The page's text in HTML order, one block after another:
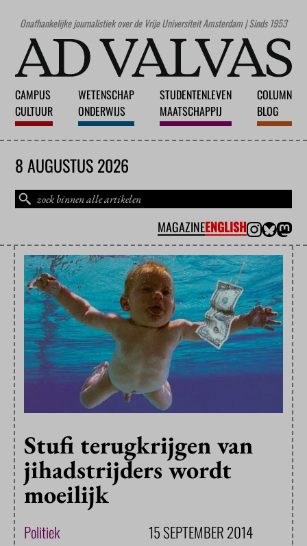
Onafhankelijke journalistiek over de Vrije Universiteit Amsterdam | Sinds 1953
CAMPUS
CULTUUR
WETENSCHAP
ONDERWIJS
STUDENTENLEVEN
MAATSCHAPPIJ
COLUMN
BLOG
8 AUGUSTUS 2026
MAGAZINEENGLISH
Stufi terugkrijgen van
jihadstrijders wordt
moeilijk
Politiek 15 SEPTEMBER 2014